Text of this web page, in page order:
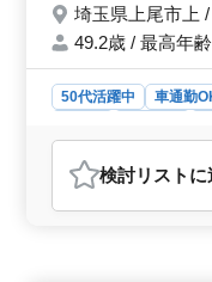
ン経
ちし
埼玉県上尾市上
49.2歳 / 最高年
50代活躍中 車通勤
おすすめポイント
＜経験を活かせる
継に関するアドバイ
い税理士補助業務に
富な方々が持つ知
検討リスト に